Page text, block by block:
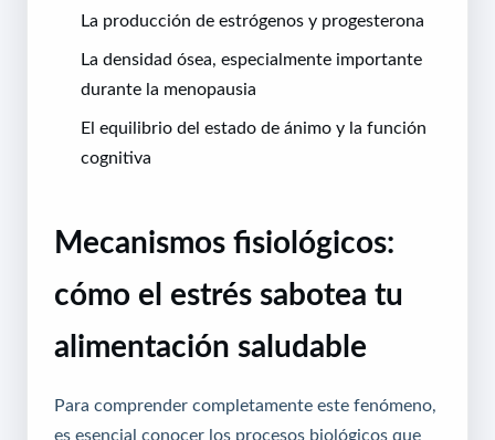
La producción de estrógenos y progesterona
La densidad ósea, especialmente importante
durante la menopausia
El equilibrio del estado de ánimo y la función
cognitiva
Mecanismos fisiológicos:
cómo el estrés sabotea tu
alimentación saludable
Para comprender completamente este fenómeno,
es esencial conocer los procesos biológicos que